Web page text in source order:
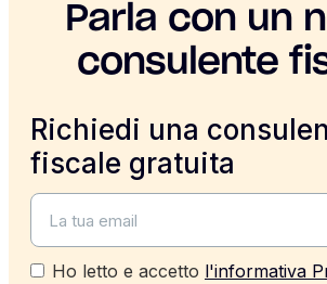
Parla con un
consulente
Richiedi una
fiscale gratuita
Ho letto e accetto l'informativa